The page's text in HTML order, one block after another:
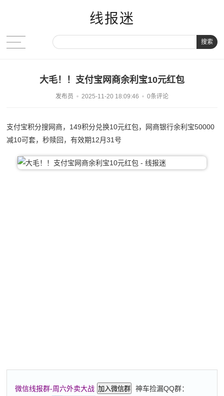
线报迷
搜索
大毛！！支付宝网商余利宝10元红包
发布员 2025-11-20 18:09:46 0条评论
支付宝积分搜网商，149积分兑换10元红包，网商银行余利宝50000
减10可套，秒赎回，有效期12月31号
微信线报群-周六外卖大战 加入微信群
神车捡漏QQ群：